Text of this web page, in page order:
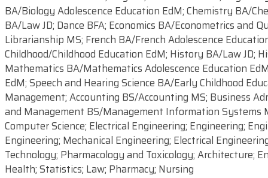
BA/Biology Adolescence Education EdM; Chemistry BA/
BA/Law JD; Dance BFA; Economics BA/Econometrics and
Librarianship MS; French BA/French Adolescence
Childhood/Childhood Education EdM; History BA/Law JD;
Mathematics BA/Mathematics Adolescence Education
EdM; Speech and Hearing Science BA/Early Childhood
Management; Accounting BS/Accounting MS; Business
and Management BS/Management Information Systems
Computer Science; Electrical Engineering; Engineering;
Engineering; Mechanical Engineering; Electrical
Technology; Pharmacology and Toxicology; Architecture;
Health; Statistics; Law; Pharmacy; Nursing